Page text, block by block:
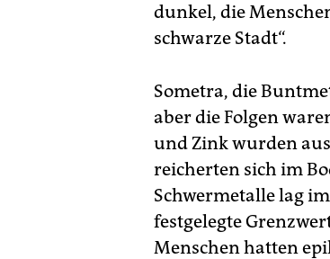
dunkel, die
schwarze Stadt“.
Sometra, die
aber die Folgen
und Zink wurden
reicherten sich im
Schwermetalle lag
festgelegte
Menschen hatten